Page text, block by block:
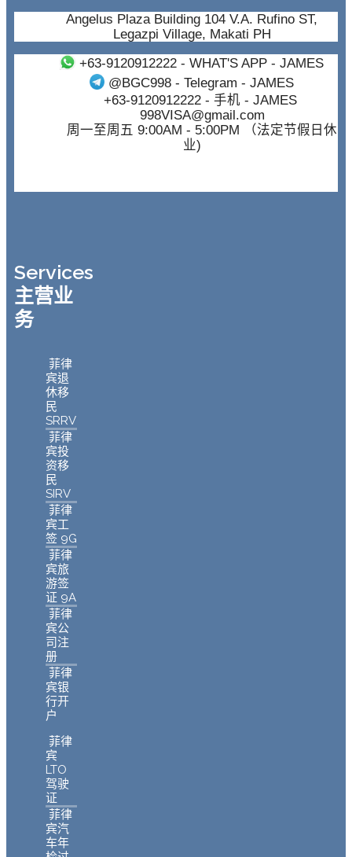
Angelus Plaza Building 104 V.A. Rufino ST,
Legazpi Village, Makati PH
+63-9120912222- WHAT'S APP - JAMES
@BGC998 - Telegram - JAMES
+63-9120912222- 手机 - JAMES
998VISA@gmail.com
周一至周五 9:00AM - 5:00PM （法定节假日休
业)
Services
主营业
务
菲律
宾退
休移
民
SRRV
菲律
宾投
资移
民
SIRV
菲律
宾工
签 9G
菲律
宾旅
游签
证 9A
菲律
宾公
司注
册
菲律
宾银
行开
户
菲律
宾
LTO
驾驶
证
菲律
宾汽
车年